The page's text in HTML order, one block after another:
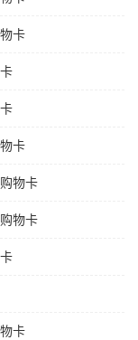
卡
卡
物卡
物卡
卡